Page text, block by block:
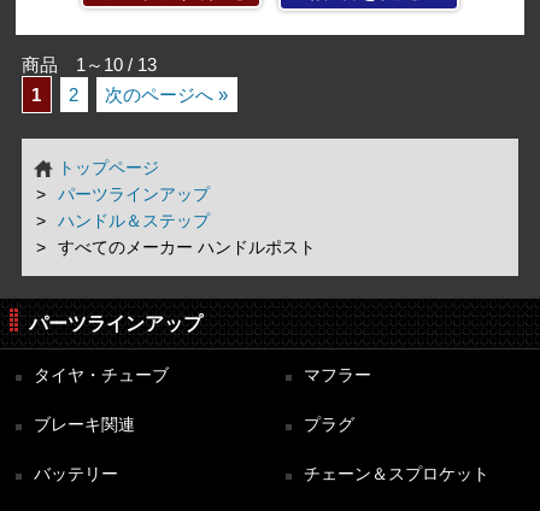
商品 1～10 / 13
1
2 次のページへ »
トップページ
パーツラインアップ
ハンドル＆ステップ
すべてのメーカー ハンドルポスト
パーツラインアップ
タイヤ・チューブ マフラー
ブレーキ関連 プラグ
バッテリー チェーン＆スプロケット